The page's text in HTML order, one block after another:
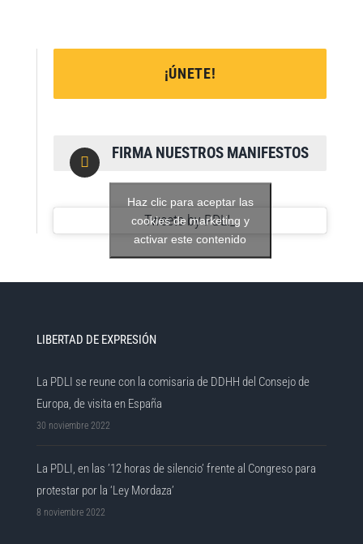
¡ÚNETE!
FIRMA NUESTROS MANIFESTOS
Tweets by PDLI_
Haz clic para aceptar las
cookies de marketing y
activar este contenido
LIBERTAD DE EXPRESIÓN
La PDLI se reune con la comisaria de DDHH del Consejo de
Europa, de visita en España
30 noviembre 2022
La PDLI, en las ’12 horas de silencio’ frente al Congreso para
protestar por la ‘Ley Mordaza’
8 noviembre 2022